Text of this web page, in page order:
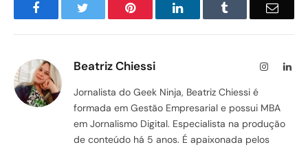
Facebook Pinterest LinkedIn Email
Beatriz Chiessi Instagram
Jornalista do Geek Ninja, Beatriz Chiessi é
formada em Gestão Empresarial e possui MBA
em Jornalismo Digital. Especialista na produção
de conteúdo há 5 anos. É apaixonada pelos